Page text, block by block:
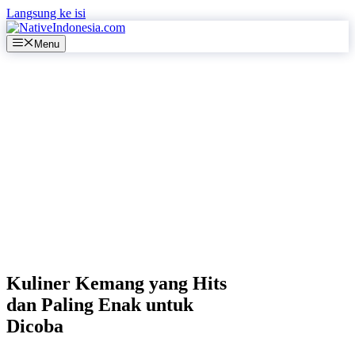
Langsung ke isi
Menu
Kuliner Kemang yang Hits
dan Paling Enak untuk
Dicoba